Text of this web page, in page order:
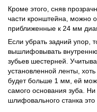
Кроме этого, сняв
части кронштейна, можно
приближенные к 24 мм
Если убрать задний упор,
вышлифовывать
зубьев шестерней.
установленной ленты,
будет больше 1 мм, ей
самого основания зуба.
шлифовального станка это